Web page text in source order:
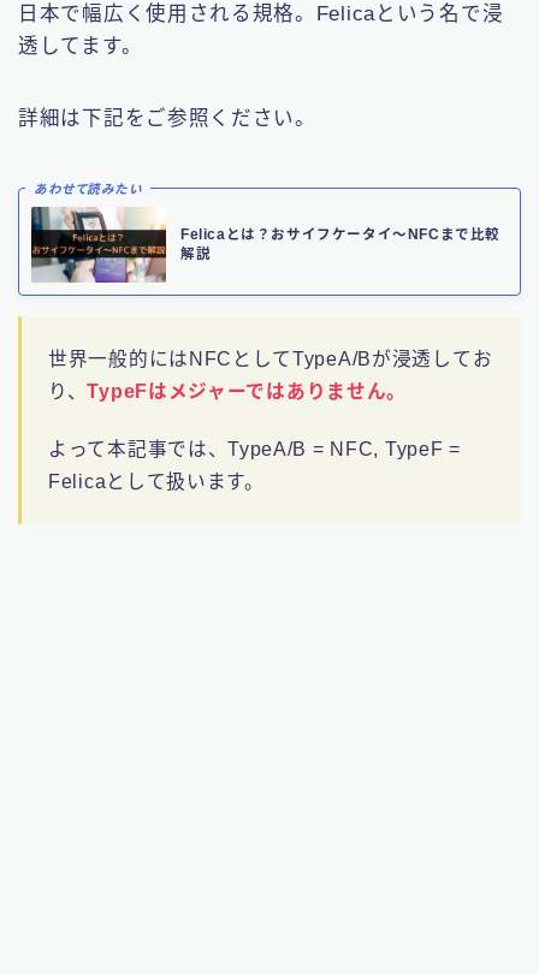
日本で幅広く使用される規格。Felicaという名で浸
透してます。
詳細は下記をご参照ください。
あわせて読みたい
Felicaとは？おサイフケータイ〜NFCまで比較
解説
世界一般的にはNFCとしてTypeA/Bが浸透してお
り、TypeFはメジャーではありません。
よって本記事では、TypeA/B = NFC, TypeF =
Felicaとして扱います。